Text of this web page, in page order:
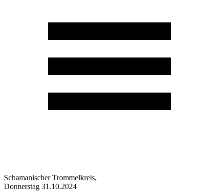
Schamanischer Trommelkreis,
Donnerstag 31.10.2024